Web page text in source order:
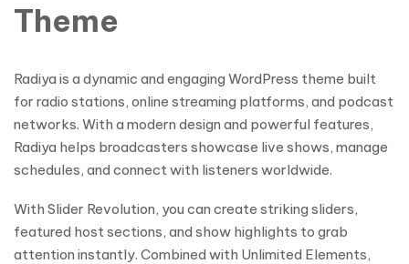
Theme
Radiya is a dynamic and engaging WordPress theme built
for radio stations, online streaming platforms, and podcast
networks. With a modern design and powerful features,
Radiya helps broadcasters showcase live shows, manage
schedules, and connect with listeners worldwide.
With Slider Revolution, you can create striking sliders,
featured host sections, and show highlights to grab
attention instantly. Combined with Unlimited Elements,